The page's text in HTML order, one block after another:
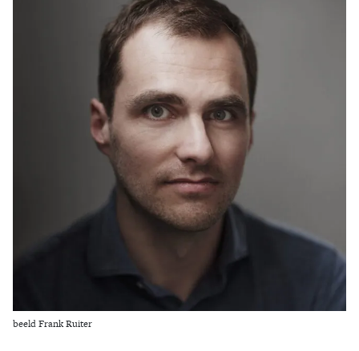
beeld Frank Ruiter